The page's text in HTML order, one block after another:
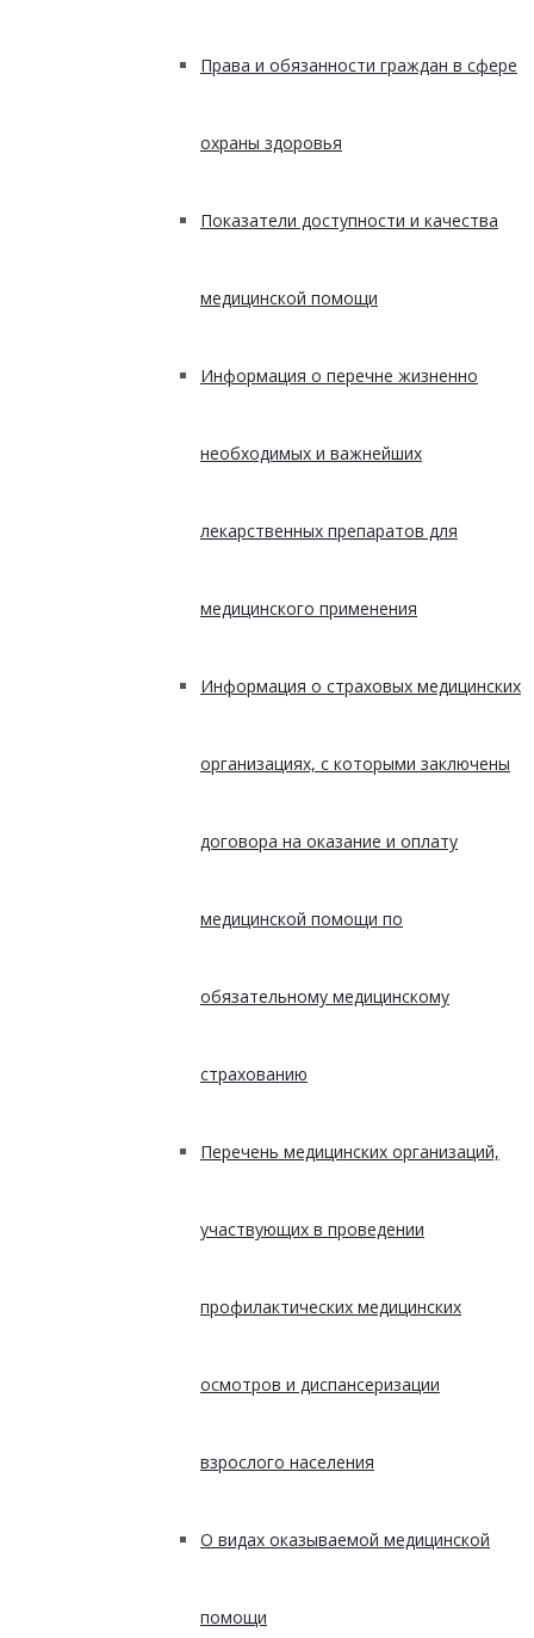
Права и обязанности граждан в сфере
охраны здоровья
Показатели доступности и качества
медицинской помощи
Информация о перечне жизненно
необходимых и важнейших
лекарственных препаратов для
медицинского применения
Информация о страховых медицинских
организациях, с которыми заключены
договора на оказание и оплату
медицинской помощи по
обязательному медицинскому
страхованию
Перечень медицинских организаций,
участвующих в проведении
профилактических медицинских
осмотров и диспансеризации
взрослого населения
О видах оказываемой медицинской
помощи